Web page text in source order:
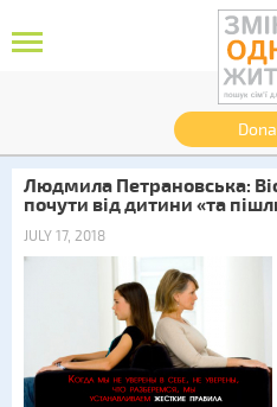
Людмила Петрановська:
почути від дитини «та
JULY 17, 2018